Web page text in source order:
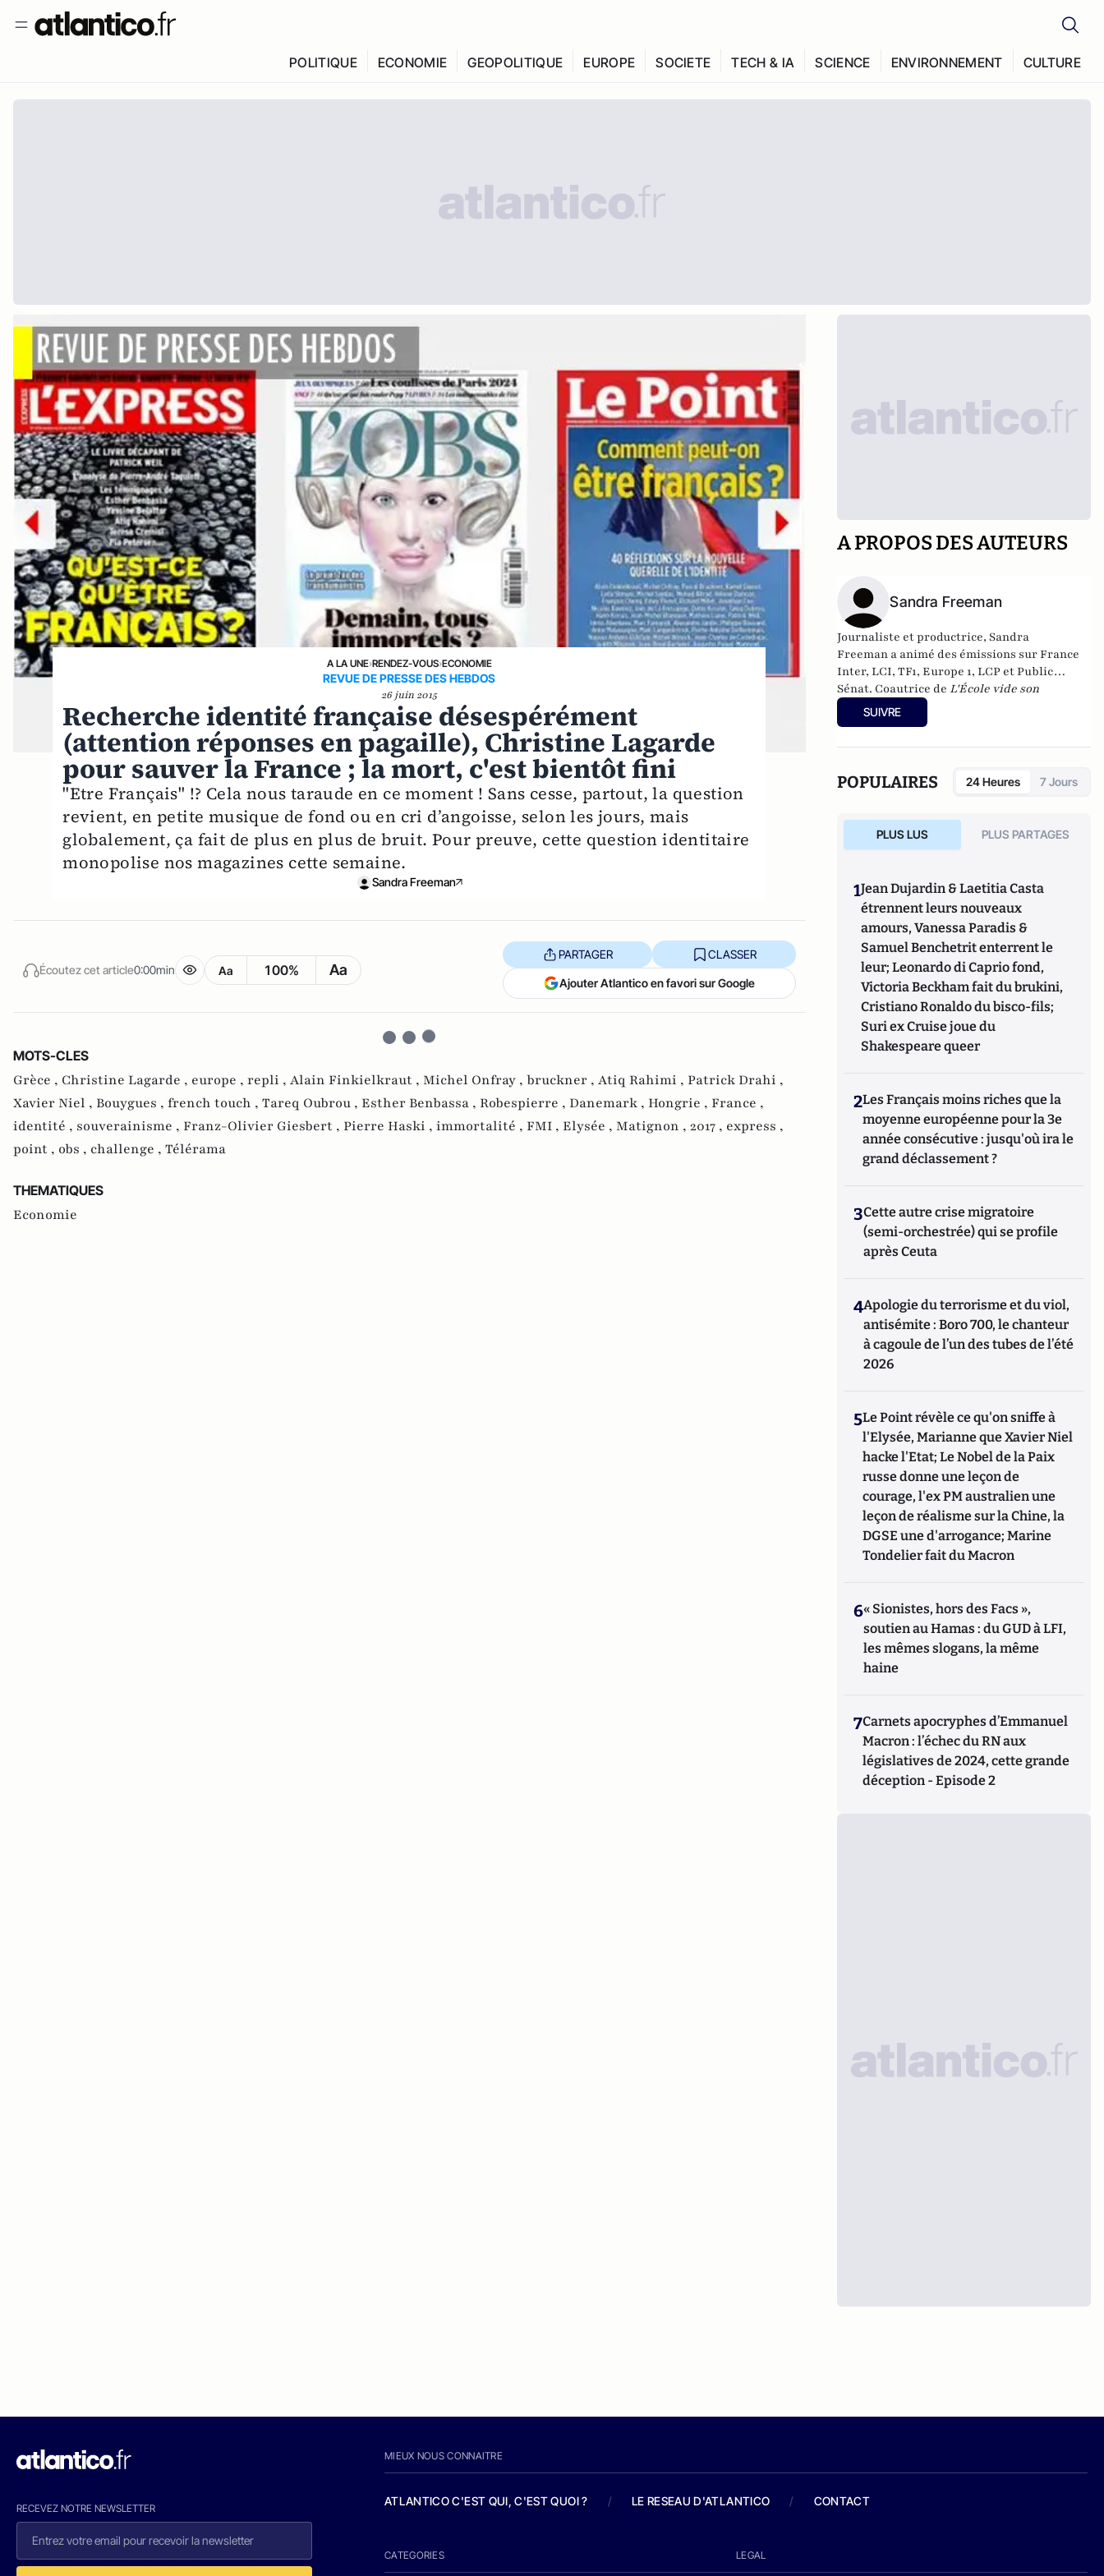
POLITIQUE ECONOMIE GEOPOLITIQUE EUROPE SOCIETE TECH & IA SCIENCE ENVIRONNEMENT CULTURE
A LA UNE›RENDEZ-VOUS›ECONOMIE
REVUE DE PRESSE DES HEBDOS
26 juin 2015
Recherche identité française désespérément
(attention réponses en pagaille), Christine Lagarde
pour sauver la France ; la mort, c'est bientôt fini
"Etre Français" !? Cela nous taraude en ce moment ! Sans cesse, partout, la question
revient, en petite musique de fond ou en cri d’angoisse, selon les jours, mais
globalement, ça fait de plus en plus de bruit. Pour preuve, cette question identitaire
monopolise nos magazines cette semaine.
Sandra Freeman
Écoutez cet article0:00min Aa 100% Aa
PARTAGER CLASSER
Ajouter Atlantico en favori sur Google
MOTS-CLES
Grèce , Christine Lagarde , europe , repli , Alain Finkielkraut , Michel Onfray , bruckner , Atiq Rahimi , Patrick Drahi ,
Xavier Niel , Bouygues , french touch , Tareq Oubrou , Esther Benbassa , Robespierre , Danemark , Hongrie , France ,
identité , souverainisme , Franz-Olivier Giesbert , Pierre Haski , immortalité , FMI , Elysée , Matignon , 2017 , express ,
point , obs , challenge , Télérama
THEMATIQUES
Economie
A PROPOS DES AUTEURS
Sandra Freeman
Journaliste et productrice, Sandra
Freeman a animé des émissions sur France
Inter, LCI, TF1, Europe 1, LCP et Public
Sénat. Coautrice de L'École vide son
sac
(Éditions du Moment, 2009), elle est la
fondatrice du média internet MatriochK.
SUIVRE
POPULAIRES 24 Heures 7 Jours
PLUS LUS PLUS PARTAGES
1Jean Dujardin & Laetitia Casta
étrennent leurs nouveaux
amours, Vanessa Paradis &
Samuel Benchetrit enterrent le
leur; Leonardo di Caprio fond,
Victoria Beckham fait du brukini,
Cristiano Ronaldo du bisco-fils;
Suri ex Cruise joue du
Shakespeare queer
2Les Français moins riches que la
moyenne européenne pour la 3e
année consécutive : jusqu'où ira le
grand déclassement ?
3Cette autre crise migratoire
(semi-orchestrée) qui se profile
après Ceuta
4Apologie du terrorisme et du viol,
antisémite : Boro 700, le chanteur
à cagoule de l’un des tubes de l’été
2026
5Le Point révèle ce qu'on sniffe à
l'Elysée, Marianne que Xavier Niel
hacke l'Etat; Le Nobel de la Paix
russe donne une leçon de
courage, l'ex PM australien une
leçon de réalisme sur la Chine, la
DGSE une d'arrogance; Marine
Tondelier fait du Macron
6« Sionistes, hors des Facs »,
soutien au Hamas : du GUD à LFI,
les mêmes slogans, la même
haine
7Carnets apocryphes d’Emmanuel
Macron : l’échec du RN aux
législatives de 2024, cette grande
déception - Episode 2
RECEVEZ NOTRE NEWSLETTER
MIEUX NOUS CONNAITRE
ATLANTICO C'EST QUI, C'EST QUOI ? / LE RESEAU D'ATLANTICO / CONTACT
CATEGORIES LEGAL